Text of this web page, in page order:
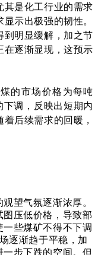
其是化工行业的需求
示出极强的韧性。
到明显缓解，加之节
在逐渐显现，这预示
的市场价格为每吨
下调，反映出短期内
后续需求的回暖，
望气氛逐渐浓厚。
压低价格，导致部
些煤矿不得不下调
逐渐趋于平稳，加
一步下跌的空间。但